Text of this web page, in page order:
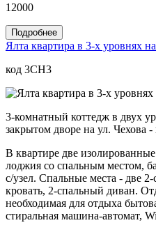
12000
Подробнее
Ялта квартира в 3-х уровнях
код 3CH3
3-комнатный коттедж в двух
закрытом дворе на ул. Чехова
В квартире две
лоджия со спальным местом,
с/узел. Спальные места - две
кровать, 2-спальный диван.
необходимая для отдыха
стиральная машина-автомат,